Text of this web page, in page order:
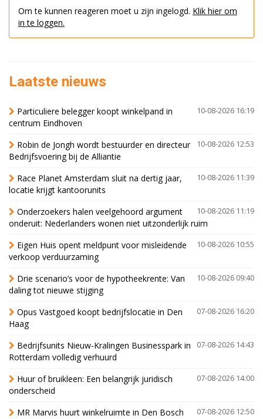
Om te kunnen reageren moet u zijn ingelogd. Klik hier om
in te loggen.
Laatste nieuws
10-08-2026 16:19
Particuliere belegger koopt winkelpand in
centrum Eindhoven
10-08-2026 12:53
Robin de Jongh wordt bestuurder en directeur
Bedrijfsvoering bij de Alliantie
10-08-2026 11:39
Race Planet Amsterdam sluit na dertig jaar,
locatie krijgt kantoorunits
10-08-2026 11:19
Onderzoekers halen veelgehoord argument
onderuit: Nederlanders wonen niet uitzonderlijk ruim
10-08-2026 10:55
Eigen Huis opent meldpunt voor misleidende
verkoop verduurzaming
10-08-2026 09:40
Drie scenario’s voor de hypotheekrente: Van
daling tot nieuwe stijging
07-08-2026 16:20
Opus Vastgoed koopt bedrijfslocatie in Den
Haag
07-08-2026 14:43
Bedrijfsunits Nieuw-Kralingen Businesspark in
Rotterdam volledig verhuurd
07-08-2026 14:00
Huur of bruikleen: Een belangrijk juridisch
onderscheid
07-08-2026 12:50
MR Marvis huurt winkelruimte in Den Bosch